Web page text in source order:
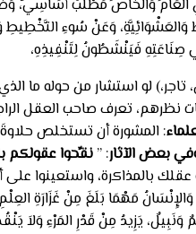
العَامِّ وَالخَاصِّ مَطْلَبٌ
وَعَنْ سُوءِ التَّخْطِيطِ
صِنَاعَتِهِ فَيَنْشَطُونُ لِتَنْفِيذِهِ،
لو استشار من حوله ما
تعرف صاحب العقل
: المشورة أن تستخلص حلاوةَ
بعض الآثار: ” نقِّحوا عقولكم
بالمذاكرة، واستعينوا
وَالإِنْسَانُ مَهْمَا بَلَغَ مِنْ غَزَارَةِ
يَزِيدُ مِنْ قَدْرِ المَرْءِ وَلاَ